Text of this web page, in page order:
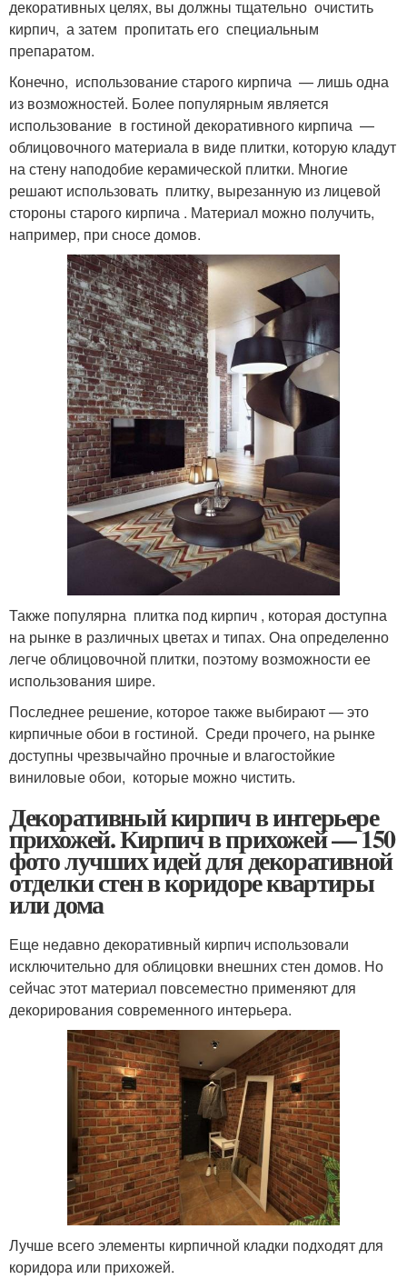
декоративных целях, вы должны тщательно очистить
кирпич, а затем пропитать его специальным
препаратом.
Конечно, использование старого кирпича — лишь одна
из возможностей. Более популярным является
использование в гостиной декоративного кирпича —
облицовочного материала в виде плитки, которую кладут
на стену наподобие керамической плитки. Многие
решают использовать плитку, вырезанную из лицевой
стороны старого кирпича . Материал можно получить,
например, при сносе домов.
Также популярна плитка под кирпич , которая доступна
на рынке в различных цветах и ​​типах. Она определенно
легче облицовочной плитки, поэтому возможности ее
использования шире.
Последнее решение, которое также выбирают — это
кирпичные обои в гостиной. Среди прочего, на рынке
доступны чрезвычайно прочные и влагостойкие
виниловые обои, которые можно чистить.
Декоративный кирпич в интерьере
прихожей. Кирпич в прихожей — 150
фото лучших идей для декоративной
отделки стен в коридоре квартиры
или дома
Еще недавно декоративный кирпич использовали
исключительно для облицовки внешних стен домов. Но
сейчас этот материал повсеместно применяют для
декорирования современного интерьера.
Лучше всего элементы кирпичной кладки подходят для
коридора или прихожей.